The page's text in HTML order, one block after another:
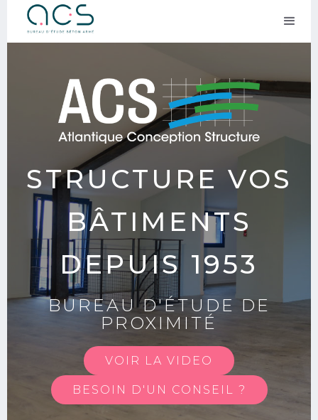
STRUCTURE VOS
BÂTIMENTS
DEPUIS 1953
BUREAU D'ÉTUDE DE
PROXIMITÉ
VOIR LA VIDEO
BESOIN D'UN CONSEIL ?